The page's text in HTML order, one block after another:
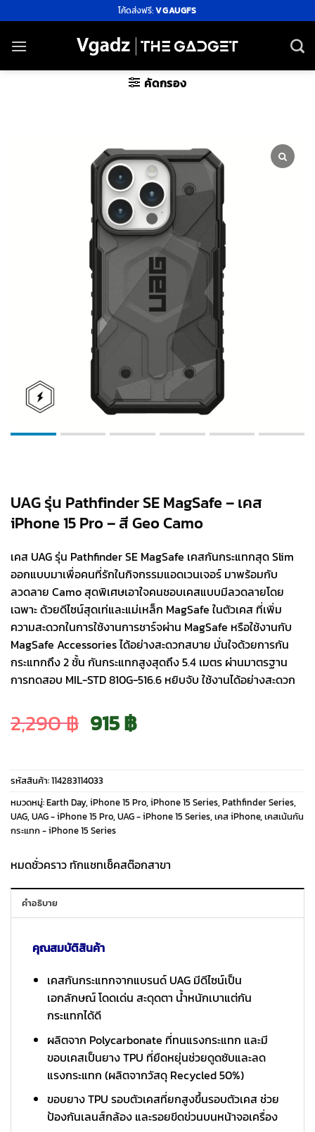
ไป
ยัง
โค้ดส่งฟรี:VGAUGFS
คัดกรอง
UAG รุ่น Pathfinder SE MagSafe – เคส
iPhone 15 Pro – สี Geo Camo
เคส UAG รุ่น Pathfinder SE MagSafe เคสกันกระแทกสุด Slim
ออกแบบมาเพื่อคนที่รักในกิจกรรมแอดเวนเจอร์ มาพร้อมกับ
ลวดลาย Camo สุดพิเศษเอาใจคนชอบเคสแบบมีลวดลายโดย
เฉพาะ ด้วยดีไซน์สุดเท่และแม่เหล็ก MagSafe ในตัวเคส ที่เพิ่ม
ความสะดวกในการใช้งานการชาร์จผ่าน MagSafe หรือใช้งานกับ
MagSafe Accessories ได้อย่างสะดวกสบาย มั่นใจด้วยการกัน
กระแทกถึง 2 ชั้น กันกระแทกสูงสุดถึง 5.4 เมตร ผ่านมาตรฐาน
การทดสอบ MIL-STD 810G-516.6 หยิบจับ ใช้งานได้อย่างสะดวก
2,290฿ Original
price
was:
2,290 ฿.
915฿Current
price
is:
รหัสสินค้า:114283114033
หมวดหมู่:Earth Day, iPhone 15 Pro, iPhone 15 Series, Pathfinder Series,
UAG, UAG - iPhone 15 Pro, UAG - iPhone 15 Series, เคส iPhone, เคสเน้นกัน
กระแทก - iPhone 15 Series
หมดชั่วคราว ทักแชทเช็คสต๊อกสาขา
คำอธิบาย
คุณสมบัติสินค้า
เคสกันกระแทกจากแบรนด์ UAG มีดีไซน์เป็น
เอกลักษณ์ โดดเด่น สะดุดตา น้ำหนักเบาแต่กัน
กระแทกได้ดี
ผลิตจาก Polycarbonate ที่ทนแรงกระแทก และมี
ขอบเคสเป็นยาง TPU ที่ยืดหยุ่นช่วยดูดซับและลด
แรงกระแทก (ผลิตจากวัสดุ Recycled 50%)
ขอบยาง TPU รอบตัวเคสที่ยกสูงขึ้นรอบตัวเคส ช่วย
ป้องกันเลนส์กล้อง และรอยขีดข่วนบนหน้าจอเครื่อง